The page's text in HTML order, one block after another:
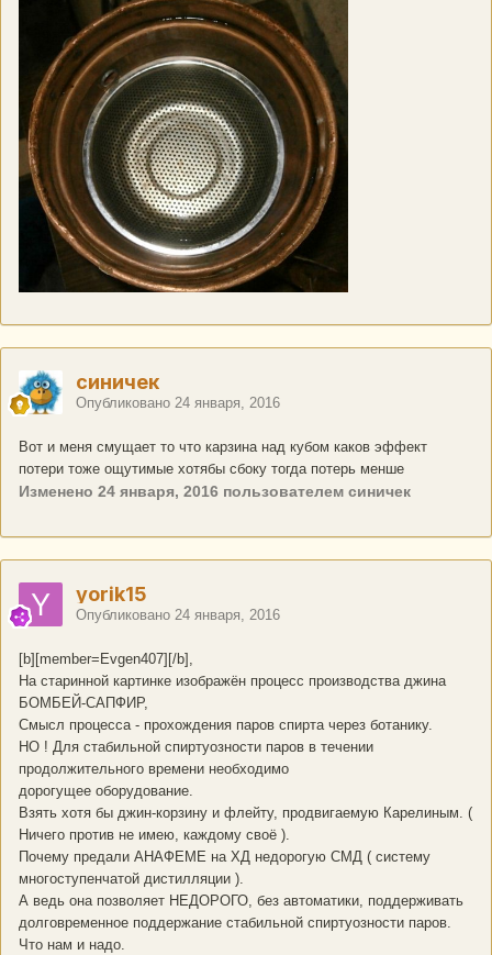
синичек
Опубликовано 24 января, 2016
Вот и меня смущает то что карзина над кубом каков эффект
потери тоже ощутимые хотябы сбоку тогда потерь менше
Изменено 24 января, 2016 пользователем синичек
yorik15
Опубликовано 24 января, 2016
[b][member=Evgen407][/b],
На старинной картинке изображён процесс производства джина
БОМБЕЙ-САПФИР,
Смысл процесса - прохождения паров спирта через ботанику.
НО ! Для стабильной спиртуозности паров в течении
продолжительного времени необходимо
дорогущее оборудование.
Взять хотя бы джин-корзину и флейту, продвигаемую Карелиным. (
Ничего против не имею, каждому своё ).
Почему предали АНАФЕМЕ на ХД недорогую СМД ( систему
многоступенчатой дистилляции ).
А ведь она позволяет НЕДОРОГО, без автоматики, поддерживать
долговременное поддержание стабильной спиртуозности паров.
Что нам и надо.